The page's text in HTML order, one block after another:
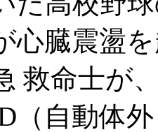
心臓震盪
救命士が
（自動体外